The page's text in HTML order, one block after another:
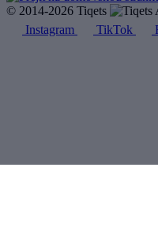
© 2014-2026 Tiqets
Instagram
TikTok